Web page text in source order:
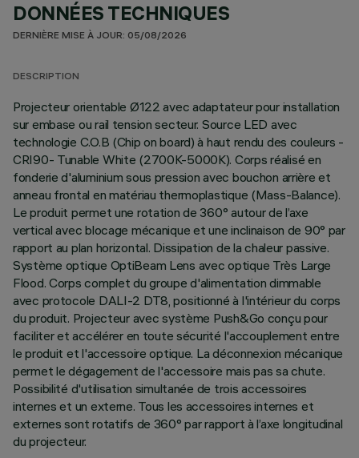
DONNÉES TECHNIQUES
DERNIÈRE MISE À JOUR: 05/08/2026
DESCRIPTION
Projecteur orientable Ø122 avec adaptateur pour installation
sur embase ou rail tension secteur. Source LED avec
technologie C.O.B (Chip on board) à haut rendu des couleurs -
CRI90- Tunable White (2700K-5000K). Corps réalisé en
fonderie d'aluminium sous pression avec bouchon arrière et
anneau frontal en matériau thermoplastique (Mass-Balance).
Le produit permet une rotation de 360° autour de l’axe
vertical avec blocage mécanique et une inclinaison de 90° par
rapport au plan horizontal. Dissipation de la chaleur passive.
Système optique OptiBeam Lens avec optique Très Large
Flood. Corps complet du groupe d'alimentation dimmable
avec protocole DALI-2 DT8, positionné à l'intérieur du corps
du produit. Projecteur avec système Push&Go conçu pour
faciliter et accélérer en toute sécurité l'accouplement entre
le produit et l'accessoire optique. La déconnexion mécanique
permet le dégagement de l'accessoire mais pas sa chute.
Possibilité d'utilisation simultanée de trois accessoires
internes et un externe. Tous les accessoires internes et
externes sont rotatifs de 360° par rapport à l’axe longitudinal
du projecteur.